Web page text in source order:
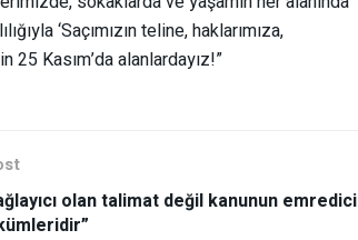
‘Saçımızın teline, haklarımıza,
Kasım’da alanlardayız!”
olan talimat değil kanunun emredici